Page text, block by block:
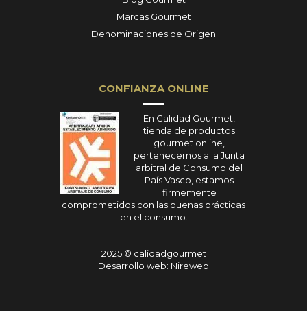
Marcas Gourmet
Denominaciones de Origen
CONFIANZA ONLINE
En Calidad Gourmet,
tienda de productos
gourmet online,
pertenecemos a la Junta
arbitral de Consumo del
País Vasco, estamos
firmemente
comprometidos con las buenas prácticas
en el consumo.
2025 © calidadgourmet
Desarrollo web: Nireweb